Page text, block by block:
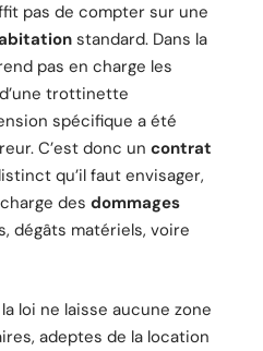
pas de compter sur une
standard. Dans la
pas en charge les
trottinette
spécifique a été
C’est donc un contrat
qu’il faut envisager,
des dommages
dégâts matériels, voire
loi ne laisse aucune zone
adeptes de la location